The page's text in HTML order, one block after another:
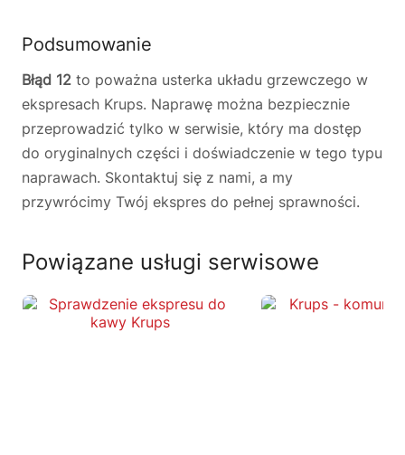
Podsumowanie
Błąd 12 to poważna usterka układu grzewczego w
ekspresach Krups. Naprawę można bezpiecznie
przeprowadzić tylko w serwisie, który ma dostęp
do oryginalnych części i doświadczenie w tego typu
naprawach. Skontaktuj się z nami, a my
przywrócimy Twój ekspres do pełnej sprawności.
Powiązane usługi serwisowe